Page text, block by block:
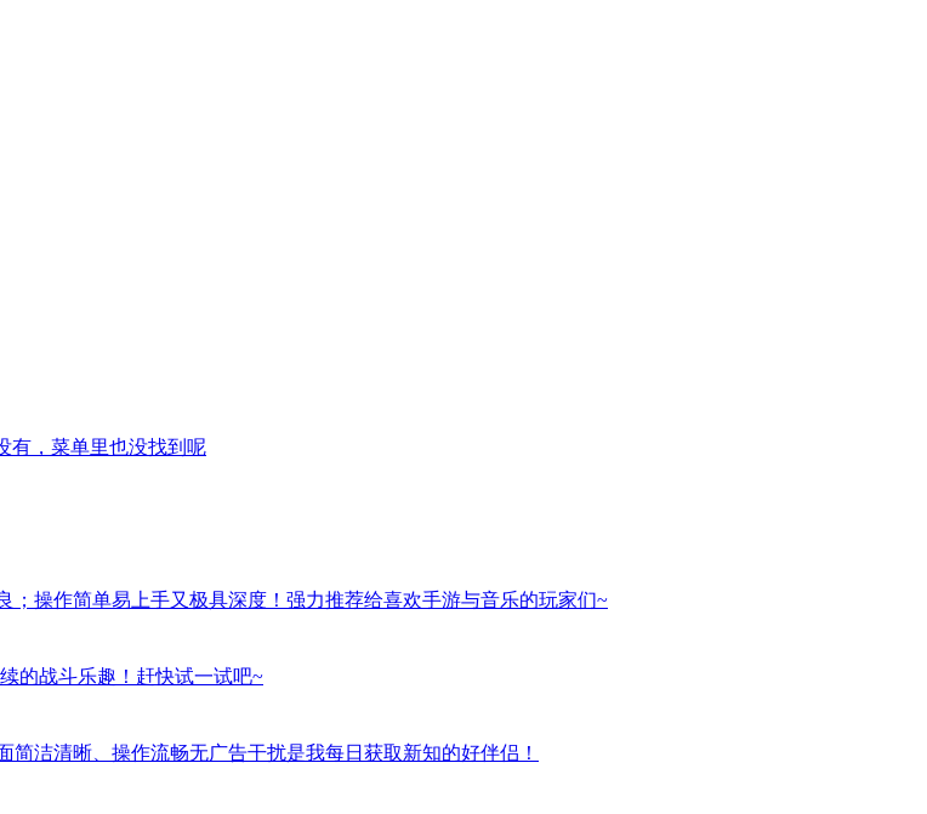
有，菜单里也没找到呢
操作简单易上手又极具深度！强力推荐给喜欢手游与音乐的玩家们~
的战斗乐趣！赶快试一试吧~
洁清晰、操作流畅无广告干扰是我每日获取新知的好伴侣！